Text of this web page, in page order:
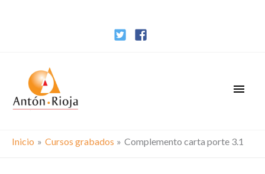
Inicio Cursos grabados Complemento carta porte 3.1